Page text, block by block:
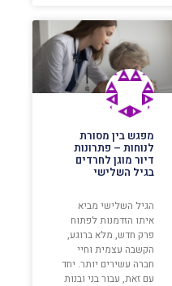
מפגש בין מסורת
לנוחות – פתרונות
דיור מוגן לחרדים
בגיל השלישי
הגיל השלישי מביא
איתו הזדמנות לפתוח
פרק חדש, מלא ברוגע,
הקשבה עצמית וחיי
חברה עשירים יותר. יחד
עם זאת, עבור בני ובנות